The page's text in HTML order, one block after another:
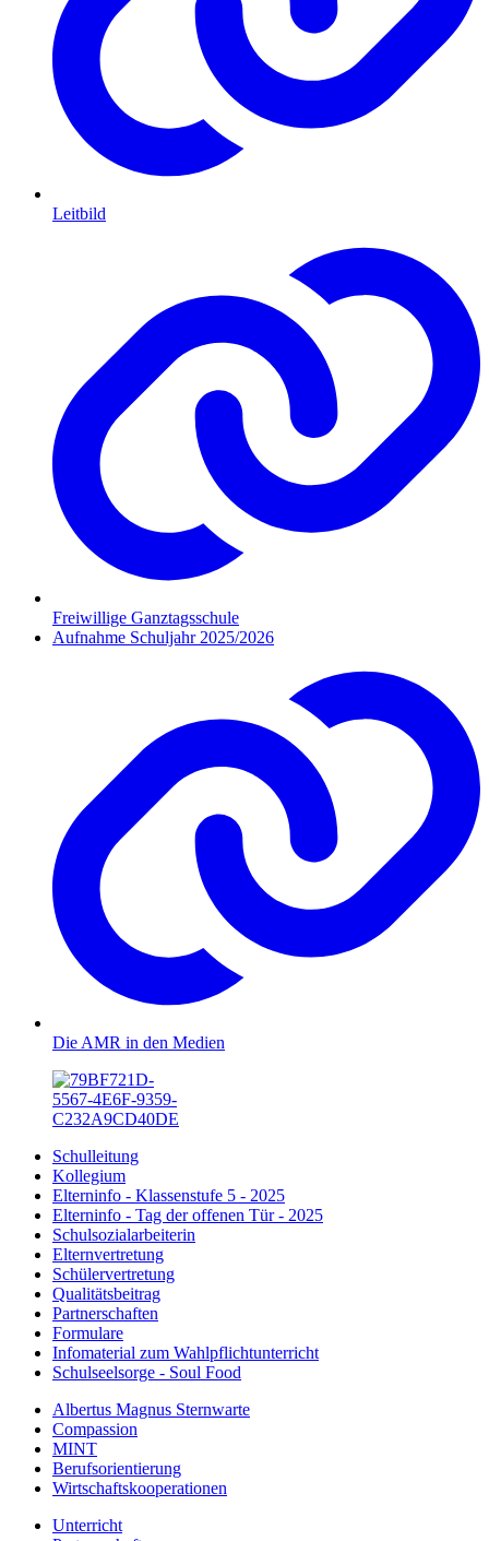
Leitbild
Freiwillige Ganztagsschule
Aufnahme Schuljahr 2025/2026
Die AMR in den Medien
Schulleitung
Kollegium
Elterninfo - Klassenstufe 5 - 2025
Elterninfo - Tag der offenen Tür - 2025
Schulsozialarbeiterin
Elternvertretung
Schülervertretung
Qualitätsbeitrag
Partnerschaften
Formulare
Infomaterial zum Wahlpflichtunterricht
Schulseelsorge - Soul Food
Albertus Magnus Sternwarte
Compassion
MINT
Berufsorientierung
Wirtschaftskooperationen
Unterricht